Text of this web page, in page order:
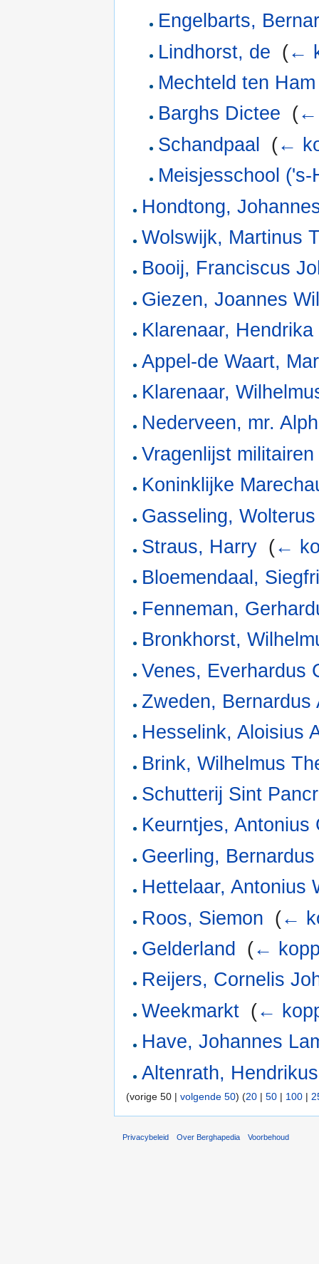
Engelbarts,
Lindhorst, de (←
Mechteld ten
Barghs Dictee (←
Schandpaal
(←
Meisjesschool ('s-
Hondtong,
Wolswijk, Martinus
Booij, Franciscus
Giezen, Joannes
Klarenaar, Hendrika
Appel-de Waart,
Klarenaar,
Nederveen, mr.
Vragenlijst militairen
Koninklijke
Gasseling,
Straus, Harry (←
Bloemendaal,
Fenneman,
Bronkhorst,
Venes, Everhardus
Zweden, Bernardus
Hesselink, Aloisius
Brink, Wilhelmus
Schutterij Sint
Keurntjes, Antonius
Geerling,
Hettelaar, Antonius
Roos, Siemon (←
Gelderland
(←
Reijers, Cornelis
Weekmarkt (←
Have, Johannes
Altenrath,
(vorige 50 | volgende 50) (20 | 50 | 100 |
Privacybeleid Over Berghapedia Voorbehoud